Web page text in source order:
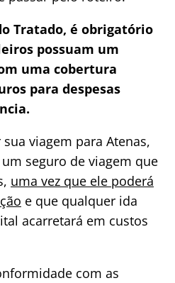
Tratado, é obrigatório
possuam um
uma cobertura
para despesas
viagem para Atenas,
seguro de viagem que
uma vez que ele poderá
e que qualquer ida
acarretará em custos
com as